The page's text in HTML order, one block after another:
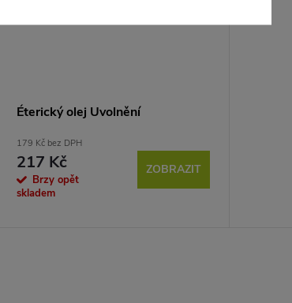
Éterický olej Uvolnění
179 Kč bez DPH
217 Kč
Brzy opět
skladem
ZOBRAZIT